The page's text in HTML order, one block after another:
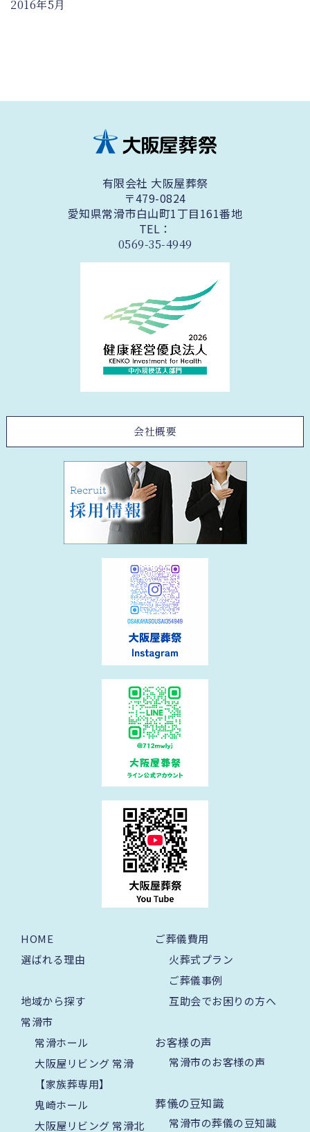
2016年5月
有限会社 大阪屋葬祭
〒479-0824
愛知県常滑市白山町1丁目161番地
TEL：
0569-35-4949
会社概要
HOME
選ばれる理由
地域から探す
常滑市
常滑ホール
大阪屋リビング 常滑
【家族葬専用】
鬼崎ホール
大阪屋リビング 常滑北
ご葬儀費用
火葬式プラン
ご葬儀事例
互助会でお困りの方へ
お客様の声
常滑市のお客様の声
葬儀の豆知識
常滑市の葬儀の豆知識